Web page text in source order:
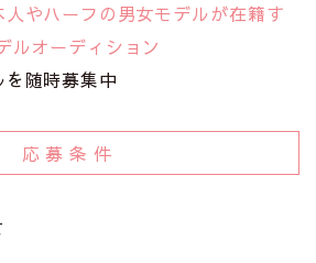
やハーフの男女モデルが在籍す
ルオーディション
随時募集中
応募条件